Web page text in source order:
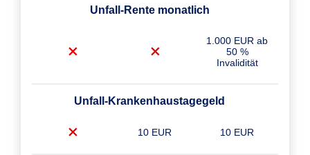
Unfall-Rente monatlich
1.000 EUR ab
50 %
Invalidität
Unfall-Krankenhaustagegeld
10 EUR 10 EUR